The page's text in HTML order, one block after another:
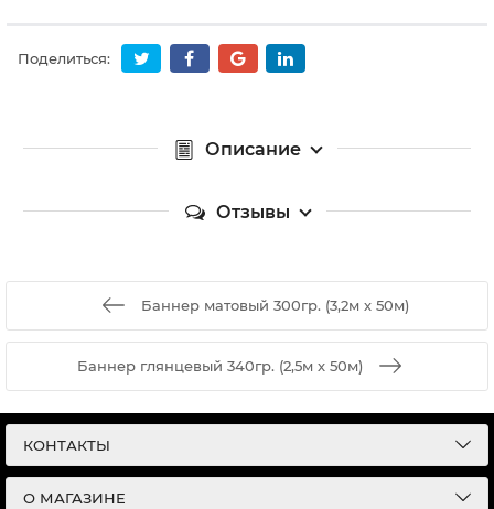
Поделиться:
Описание
Отзывы
Баннер матовый 300гр. (3,2м х 50м)
Баннер глянцевый 340гр. (2,5м х 50м)
КОНТАКТЫ
О МАГАЗИНЕ